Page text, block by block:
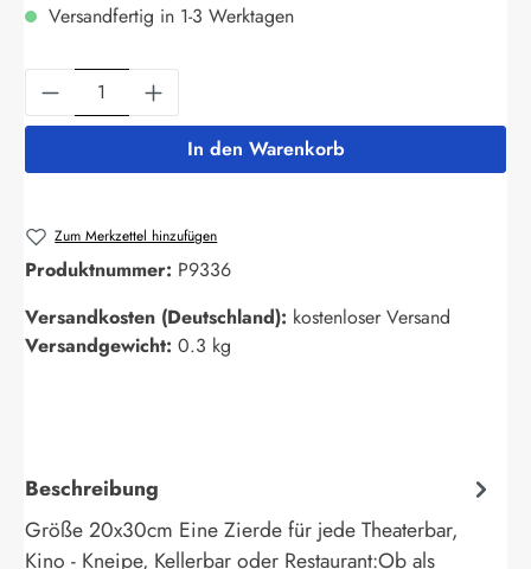
Versandfertig in 1-3 Werktagen
Produkt Anzahl: Gib den gewünschten
In den Warenkorb
Zum Merkzettel hinzufügen
Produktnummer: P9336
Versandkosten (Deutschland): kostenloser Versand
Versandgewicht: 0.3 kg
Beschreibung
Größe 20x30cm Eine Zierde für jede Theaterbar,
Kino - Kneipe, Kellerbar oder Restaurant:Ob als